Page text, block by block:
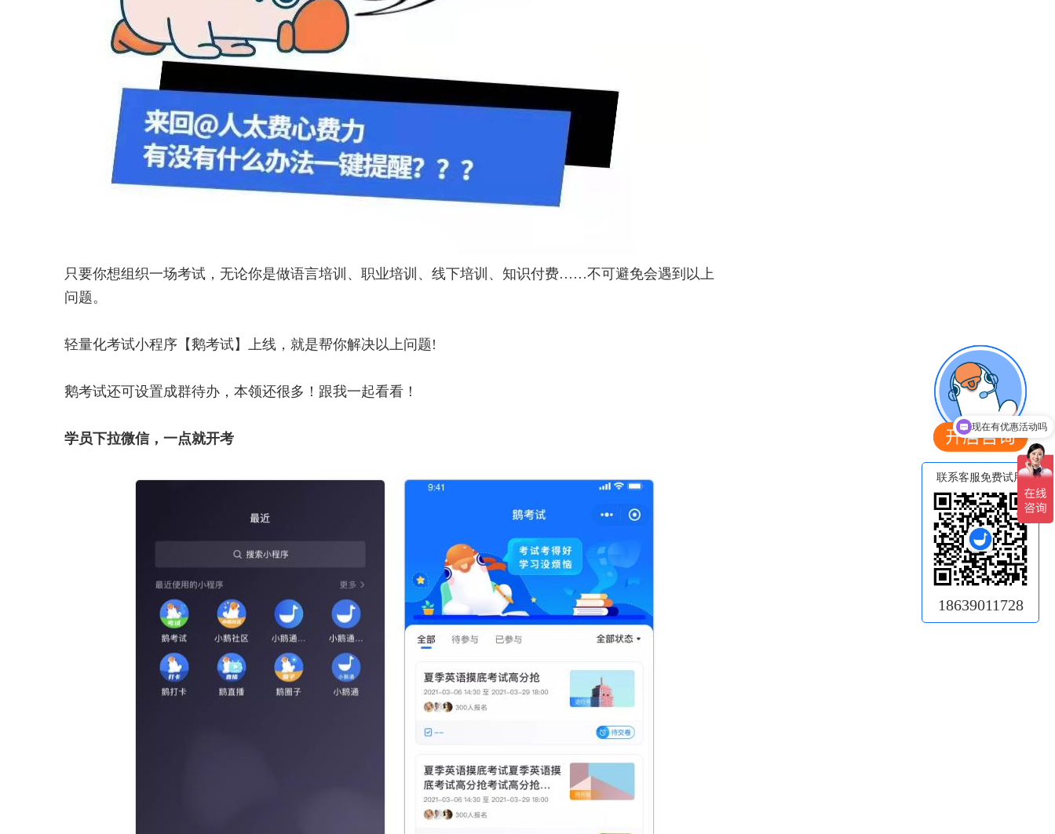
只要你想组织一场考试，无论你是做语言培训、职业培训、线下培训、知识付费……不可避免会遇到以上
问题。
轻量化考试小程序【鹅考试】上线，就是帮你解决以上问题!
鹅考试还可设置成群待办，本领还很多！跟我一起看看！
学员下拉微信，一点就开考
联系客服免费试用
18639011728
现在有优惠活动吗